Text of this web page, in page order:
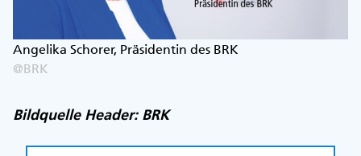
Angelika Schorer, Präsidentin des BRK
@BRK
Bildquelle Header: BRK